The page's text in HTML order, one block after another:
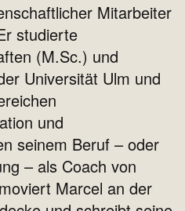
Mitarbeiter
studierte
(M.Sc.) und
Universität Ulm und
und
seinem Beruf – oder
– als Coach von
Marcel an der